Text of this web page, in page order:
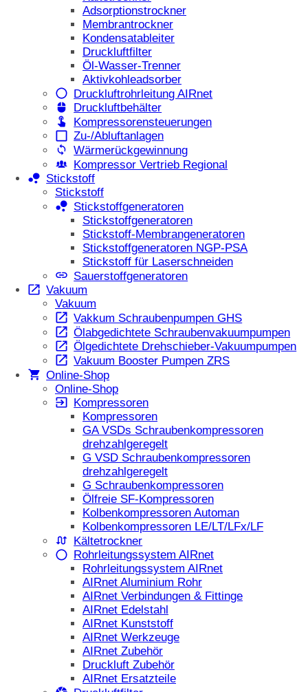
Adsorptionstrockner
Membrantrockner
Kondensatableiter
Druckluftfilter
Öl-Wasser-Trenner
Aktivkohleadsorber
Druckluftrohrleitung AIRnet
Druckluftbehälter
Kompressorensteuerungen
Zu-/Abluftanlagen
Wärmerückgewinnung
Kompressor Vertrieb Regional
Stickstoff
Stickstoff
Stickstoffgeneratoren
Stickstoffgeneratoren
Stickstoff-Membrangeneratoren
Stickstoffgeneratoren NGP-PSA
Stickstoff für Laserschneiden
Sauerstoffgeneratoren
Vakuum
Vakuum
Vakkum Schraubenpumpen GHS
Ölabgedichtete Schraubenvakuumpumpen
Ölgedichtete Drehschieber-Vakuumpumpen
Vakuum Booster Pumpen ZRS
Online-Shop
Online-Shop
Kompressoren
Kompressoren
GA VSDs Schraubenkompressoren
drehzahlgeregelt
G VSD Schraubenkompressoren
drehzahlgeregelt
G Schraubenkompressoren
Ölfreie SF-Kompressoren
Kolbenkompressoren Automan
Kolbenkompressoren LE/LT/LFx/LF
Kältetrockner
Rohrleitungssystem AIRnet
Rohrleitungssystem AIRnet
AIRnet Aluminium Rohr
AIRnet Verbindungen & Fittinge
AIRnet Edelstahl
AIRnet Kunststoff
AIRnet Werkzeuge
AIRnet Zubehör
Druckluft Zubehör
AIRnet Ersatzteile